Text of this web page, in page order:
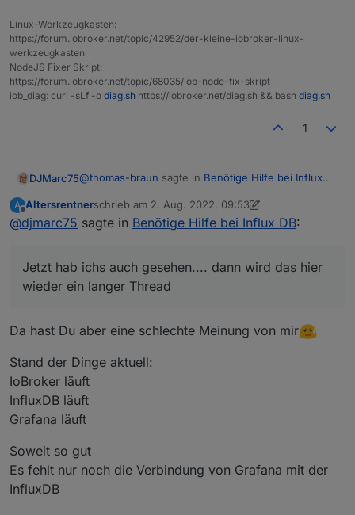
Linux-Werkzeugkasten:
https://forum.iobroker.net/topic/42952/der-kleine-iobroker-linux-
werkzeugkasten
NodeJS Fixer Skript:
https://forum.iobroker.net/topic/68035/iob-node-fix-skript
iob_diag: curl -sLf -o diag.sh https://iobroker.net/diag.sh && bash diag.sh
1
DJMarc75@thomas-braun sagte in Benötige Hilfe bei Influx
Altersrentner kam mit influxdb2 an
Jetzt hab ichs auch gesehen.... dann wird das hier
wieder ein langer Thread
A
Offline
Altersrentnerschrieb am 2. Aug. 2022, 09:53
zuletzt editiert von Altersrentner8. Feb. 2022, 11:58
@djmarc75 sagte in Benötige Hilfe bei Influx DB:
Jetzt hab ichs auch gesehen.... dann wird das hier
wieder ein langer Thread
Da hast Du aber eine schlechte Meinung von mir
Stand der Dinge aktuell:
IoBroker läuft
InfluxDB läuft
Grafana läuft
Soweit so gut
Es fehlt nur noch die Verbindung von Grafana mit der
InfluxDB